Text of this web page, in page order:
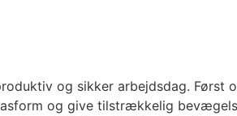
og sikker arbejdsdag. Først
og give tilstrækkelig